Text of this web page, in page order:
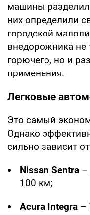
машины
них определили
городской
внедорожника не
горючего, но и
применения.
Легковые
Это самый
Однако
сильно зависит
Nissan Sentra –
100 км;
Acura Integra –